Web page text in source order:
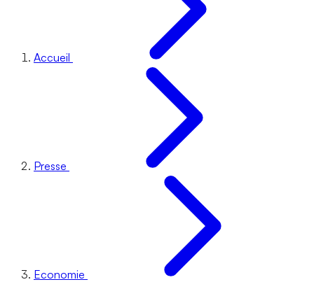
Accueil
Presse
Economie